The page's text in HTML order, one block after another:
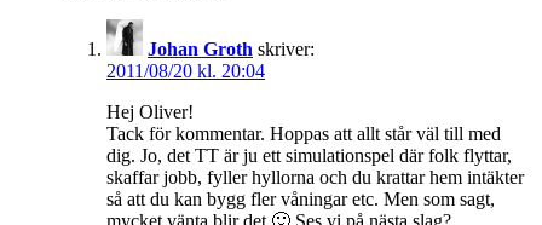
Johan Groth skriver:
2011/08/20 kl. 20:04
Hej Oliver!
Tack för kommentar. Hoppas att allt står väl till med
dig. Jo, det TT är ju ett simulationspel där folk flyttar,
skaffar jobb, fyller hyllorna och du krattar hem intäkter
så att du kan bygg fler våningar etc. Men som sagt,
mycket vänta blir det 🙂 Ses vi på nästa slag?